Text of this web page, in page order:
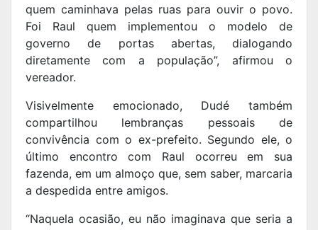
quem caminhava pelas ruas para ouvir o povo.
Foi Raul quem implementou o modelo de
governo de portas abertas, dialogando
diretamente com a população”, afirmou o
vereador.
Visivelmente emocionado, Dudé também
compartilhou lembranças pessoais de
convivência com o ex-prefeito. Segundo ele, o
último encontro com Raul ocorreu em sua
fazenda, em um almoço que, sem saber, marcaria
a despedida entre amigos.
“Naquela ocasião, eu não imaginava que seria a